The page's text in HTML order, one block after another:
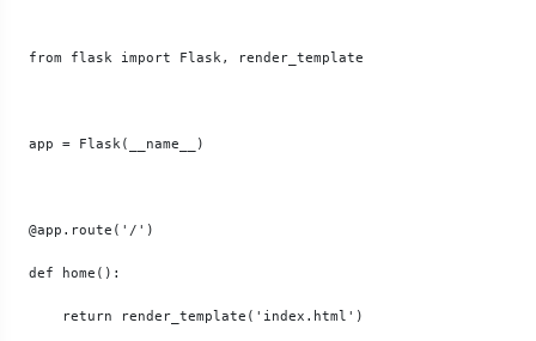
from flask import Flask, render_template
app = Flask(__name__)
@app.route('/')
def home():
return render_template('index.html')